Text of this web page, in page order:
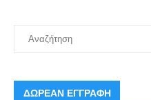
ΔΩΡΕΑΝ ΕΓΓΡΑΦΗ